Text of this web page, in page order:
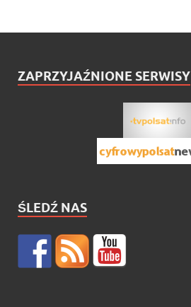
ZAPRZYJAŹNIONE SERWISY
ŚLEDŹ NAS